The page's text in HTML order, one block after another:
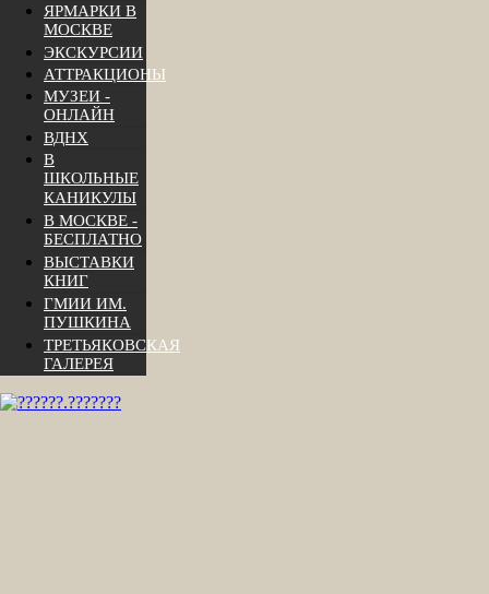
ЯРМАРКИ В
МОСКВЕ
ЭКСКУРСИИ
АТТРАКЦИОНЫ
МУЗЕИ -
ОНЛАЙН
ВДНХ
В
ШКОЛЬНЫЕ
КАНИКУЛЫ
В МОСКВЕ -
БЕСПЛАТНО
ВЫСТАВКИ
КНИГ
ГМИИ ИМ.
ПУШКИНА
ТРЕТЬЯКОВСКАЯ
ГАЛЕРЕЯ